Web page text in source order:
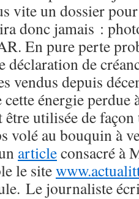
vite un dossier
donc jamais :
En pure perte
déclaration de
vendus depuis
énergie
utilisée de
volé au bouquin à
articleconsacré à
le site
Le journaliste